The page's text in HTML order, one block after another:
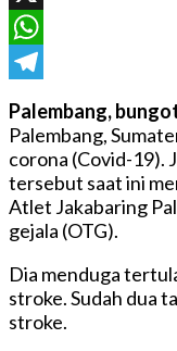
X
WhatsApp
Palembang,
Palembang,
corona (Covid-19).
tersebut saat ini
Atlet Jakabaring
gejala (OTG).
Dia menduga
stroke. Sudah dua
stroke.